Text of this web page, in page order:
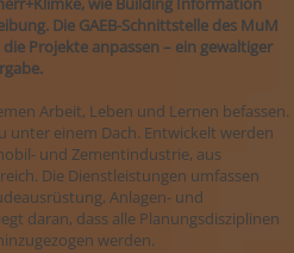
Die GAEB-Schnittstelle des MuM
Projekte anpassen – ein gewaltiger
Arbeit, Leben und Lernen befassen.
unter einem Dach. Entwickelt werden
und Zementindustrie, aus
Die Dienstleistungen umfassen
Anlagen- und
daran, dass alle Planungsdisziplinen
werden.